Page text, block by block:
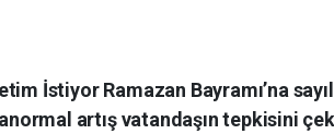
İstiyor Ramazan Bayramı’na
artış vatandaşın tepkisini